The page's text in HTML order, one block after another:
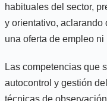
habituales del sector,
y orientativo, aclarando
una oferta de empleo
Las competencias que
autocontrol y gestión
técnicas de